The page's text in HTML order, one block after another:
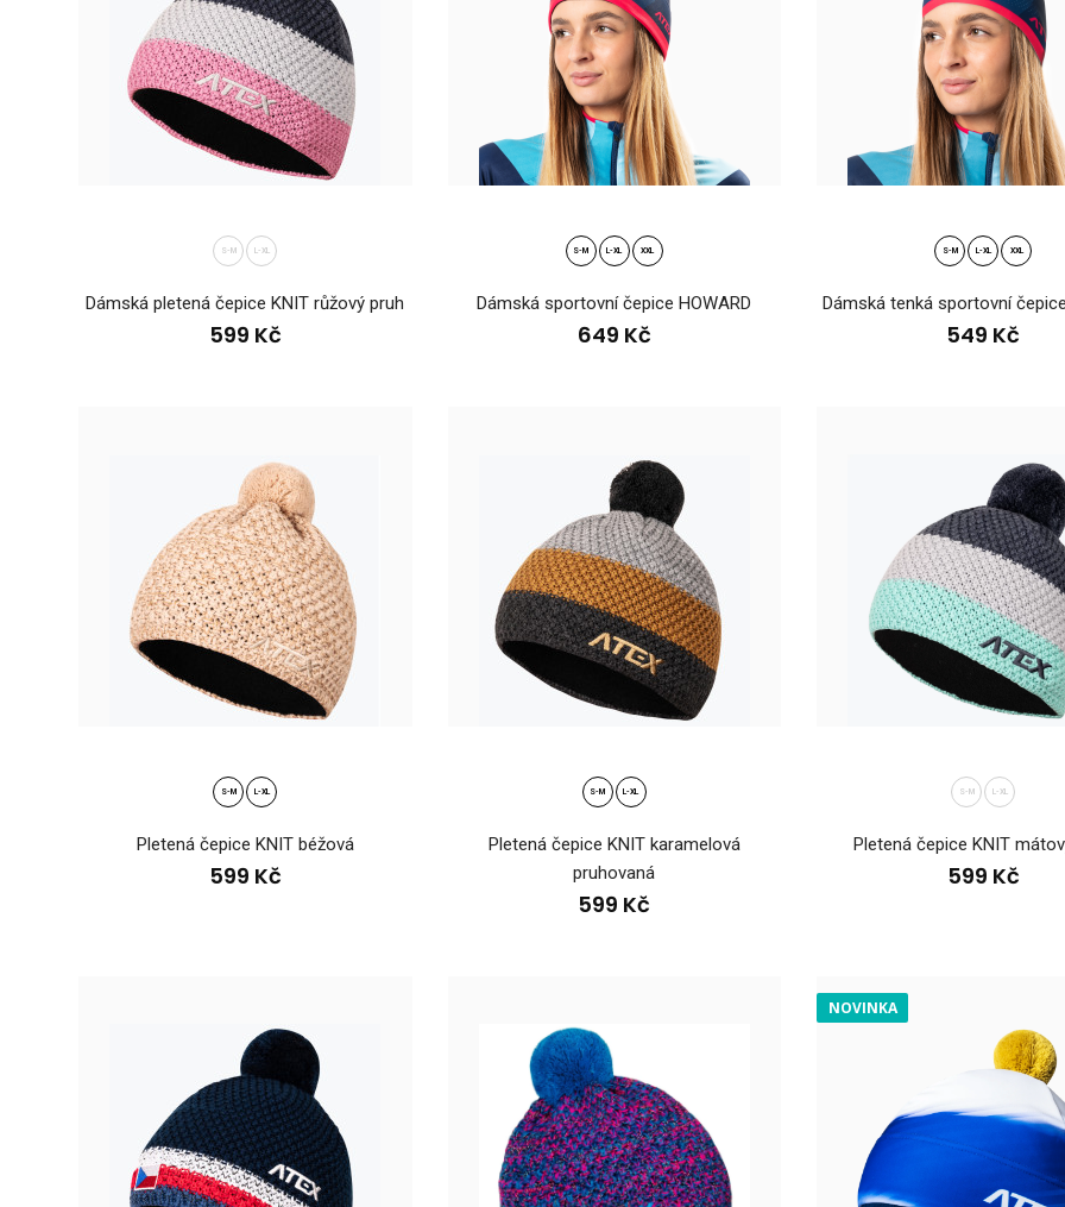
649 Kč
Dámská
součástí kolekce
Dámská tenká sportovní čepice HOWARD
549 Kč
Dámská tenká
HOWARD je
Čepice
vytvořena z
S-M L-XL
Dámská pletená čepice KNIT růžový pruh
599 Kč
S-M L-XL XXL
Dámská sportovní čepice HOWARD
649 Kč
S-M L-XL XXL
Dámská tenká sportovní
549 Kč
S-M L-XL
Pletená čepice KNIT béžová
599 Kč
S-M L-XL
Pletená čepice KNIT karamelová
pruhovaná
599 Kč
S-M L-XL
Pletená čepice KNIT
599 Kč
NOVINKA